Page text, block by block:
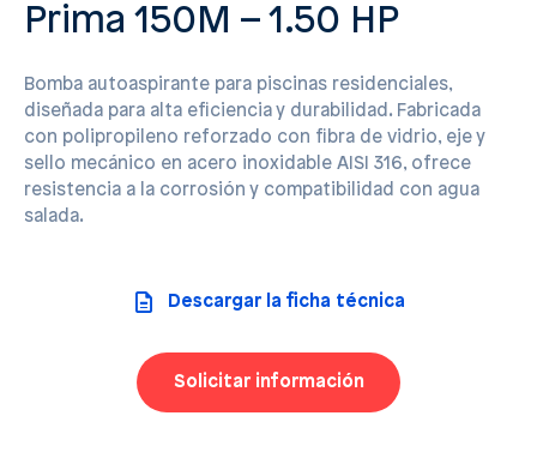
Prima 150M – 1.50 HP
Bomba autoaspirante para piscinas residenciales,
diseñada para alta eficiencia y durabilidad. Fabricada
con polipropileno reforzado con fibra de vidrio, eje y
sello mecánico en acero inoxidable AISI 316, ofrece
resistencia a la corrosión y compatibilidad con agua
salada.
Descargar la ficha técnica
Solicitar información